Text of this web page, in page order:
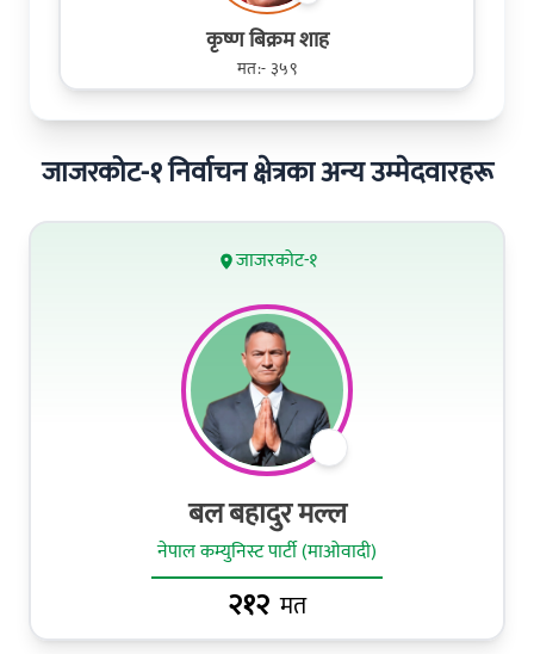
कृष्ण बिक्रम शाह
मत:- ३५९
जाजरकोट-१ निर्वाचन क्षेत्रका अन्य उम्मेदवारहरू
जाजरकोट-१
बल बहादुर मल्ल
नेपाल कम्युनिस्ट पार्टी (माओवादी)
२१२ मत